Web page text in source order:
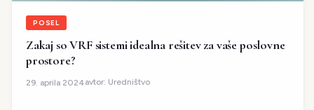
POSEL
Zakaj so VRF sistemi idealna rešitev za vaše poslovne
prostore?
29. aprila 2024avtor: Uredništvo